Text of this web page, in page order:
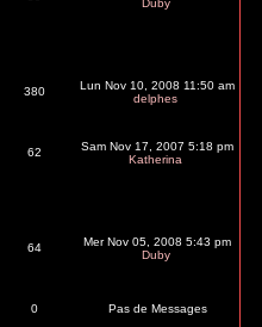
Duby
380
Lun Nov 10, 2008 11:50 am
delphes
62
Sam Nov 17, 2007 5:18 pm
Katherina
64
Mer Nov 05, 2008 5:43 pm
Duby
0 Pas de Messages